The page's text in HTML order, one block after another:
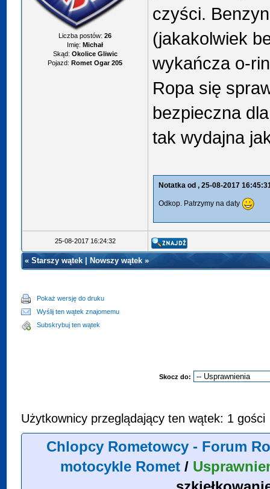
Liczba postów:26
Imię: Michał
Skąd: Okolice Gliwic
Pojazd: Romet Ogar 205
czyści.
(jakakolwiek
wykańcza o-
Ropa się
bezpieczna
tak wydajna
Notatka od, 25-08-2017
Odkop. Patrzymy na daty
25-08-2017 16:24:32
«Starszy wątek Nowszy wątek»
Pokaż wersję do druku
Wyślij ten wątek znajomemu
Subskrybuj ten wątek
Skocz do:
Użytkownicy przeglądający ten wątek: 1 gości
Chlopcy Rometowcy - Forum
motocykle Romet /